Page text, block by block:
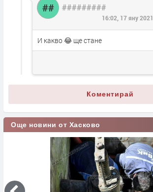
## #########
16:02, 17 яну 2021
И какво 😂 ще стане
Коментирай
Още новини от Хасково